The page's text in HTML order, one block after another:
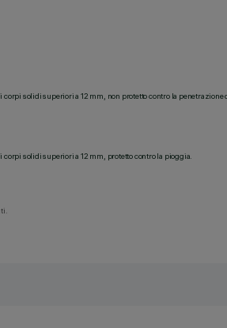
corpi solidi superiori a 12 mm, non protetto contro la
corpi solidi superiori a 12 mm, protetto contro la pioggia.